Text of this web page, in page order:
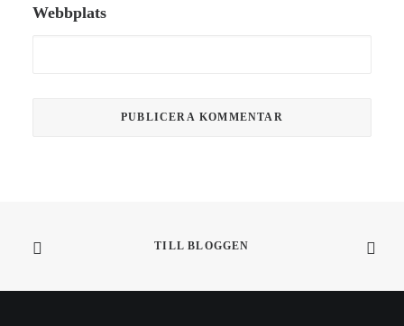
Webbplats
TILL BLOGGEN